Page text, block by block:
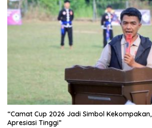
“Camat Cup 2026 Jadi Simbol
Apresiasi Tinggi”